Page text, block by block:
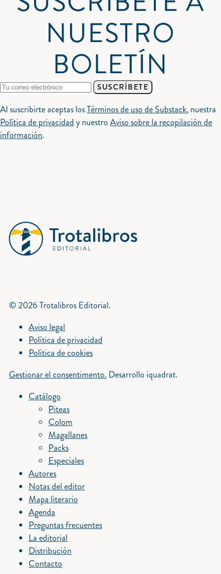
NUESTRO
BOLETÍN
SUSCRÍBETE
Al suscribirte aceptas losTérminos de uso de Substack, nuestra
Política de privacidady nuestroAviso sobre la recopilación de
información.
© 2026 Trotalibros Editorial.
Aviso legal
Política de privacidad
Política de cookies
Gestionar el consentimento.Desarrollo iquadrat.
Catálogo
Piteas
Colom
Magallanes
Packs
Especiales
Autores
Notas del editor
Mapa literario
Agenda
Preguntas frecuentes
La editorial
Distribución
Contacto